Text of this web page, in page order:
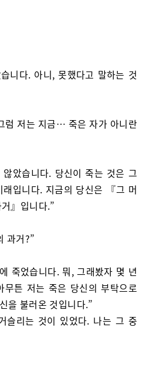
니다. 아니, 못했다고 말하는 것
럼 저는 지금… 죽은 자가 아니란
았습니다. 당신이 죽는 것은 그
입니다. 지금의 당신은 『그 머
』입니다.”
과거?”
죽었습니다. 뭐, 그래봤자 몇 년
무튼 저는 죽은 당신의 부탁으로
을 불러온 것입니다.”
슬리는 것이 있었다. 나는 그 중